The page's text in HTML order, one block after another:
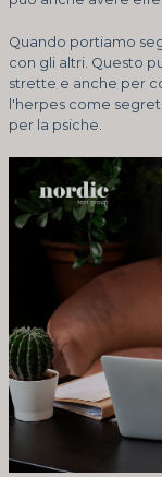
Quando portiamo
con gli altri. Questo
strette e anche per
l'herpes come
per la psiche.